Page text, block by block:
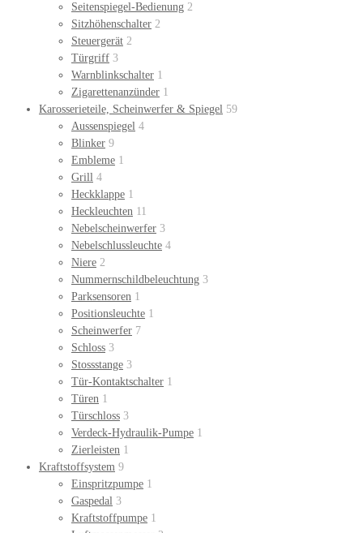
Seitenspiegel-Bedienung 2
Sitzhöhenschalter 2
Steuergerät 2
Türgriff 3
Warnblinkschalter 1
Zigarettenanzünder 1
Karosserieteile, Scheinwerfer & Spiegel 59
Aussenspiegel 4
Blinker 9
Embleme 1
Grill 4
Heckklappe 1
Heckleuchten 11
Nebelscheinwerfer 3
Nebelschlussleuchte 4
Niere 2
Nummernschildbeleuchtung 3
Parksensoren 1
Positionsleuchte 1
Scheinwerfer 7
Schloss 3
Stossstange 3
Tür-Kontaktschalter 1
Türen 1
Türschloss 3
Verdeck-Hydraulik-Pumpe 1
Zierleisten 1
Kraftstoffsystem 9
Einspritzpumpe 1
Gaspedal 3
Kraftstoffpumpe 1